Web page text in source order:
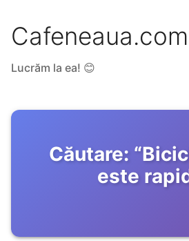
Cafeneaua.com
Lucrăm la ea! 😊
Căutare: “
este